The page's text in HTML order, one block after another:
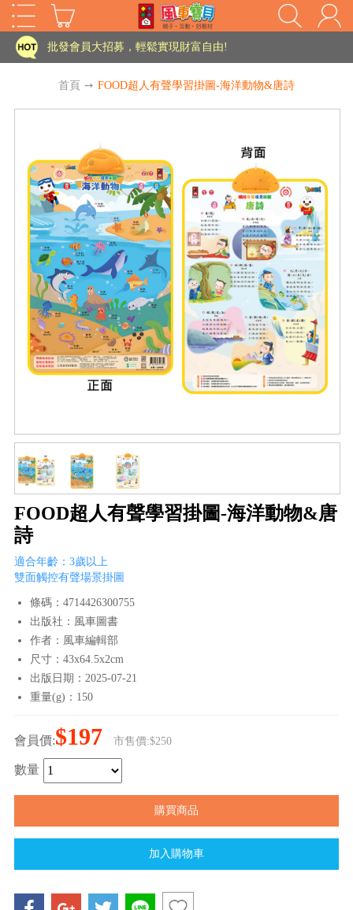
HOT
批發會員大招募，輕鬆實現財富自由!
老師您好!!幼教會員火熱招募中~
批發會員大招募，輕鬆實現財富自由!
如需更改或重開發票 需在訂單成立三天內通知客服 寄回發票需附上回郵郵票
老師您好!!幼教會員火熱招募中~
海外購物免煩惱！點我查看『海外購物流程說明』
首頁 ➙ FOOD超人有聲學習掛圖-海洋動物&唐詩
FOOD超人有聲學習掛圖-海洋動物&唐
詩
適合年齡：3歲以上
雙面觸控有聲場景掛圖
條碼：4714426300755
出版社：風車圖書
作者：風車編輯部
尺寸：43x64.5x2cm
出版日期：2025-07-21
重量(g)：150
會員價:$197 市售價:$250
數量